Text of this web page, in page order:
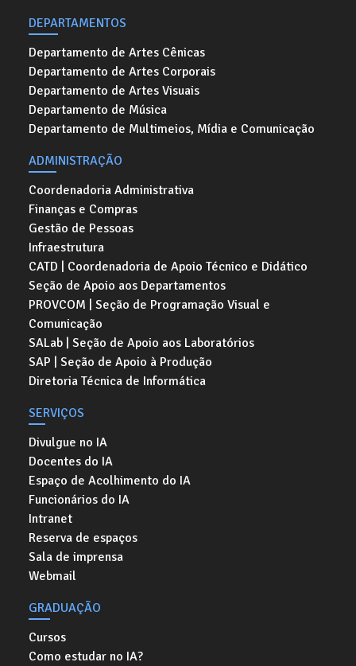
DEPARTAMENTOS
Departamento de Artes Cênicas
Departamento de Artes Corporais
Departamento de Artes Visuais
Departamento de Música
Departamento de Multimeios, Mídia e Comunicação
ADMINISTRAÇÃO
Coordenadoria Administrativa
Finanças e Compras
Gestão de Pessoas
Infraestrutura
CATD | Coordenadoria de Apoio Técnico e Didático
Seção de Apoio aos Departamentos
PROVCOM | Seção de Programação Visual e
Comunicação
SALab | Seção de Apoio aos Laboratórios
SAP | Seção de Apoio à Produção
Diretoria Técnica de Informática
SERVIÇOS
Divulgue no IA
Docentes do IA
Espaço de Acolhimento do IA
Funcionários do IA
Intranet
Reserva de espaços
Sala de imprensa
Webmail
GRADUAÇÃO
Cursos
Como estudar no IA?